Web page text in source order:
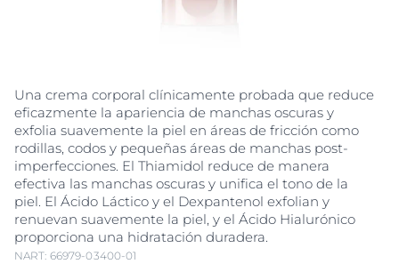
Una crema corporal clínicamente probada que reduce
eficazmente la apariencia de manchas oscuras y
exfolia suavemente la piel en áreas de fricción como
rodillas, codos y pequeñas áreas de manchas post-
imperfecciones. El Thiamidol reduce de manera
efectiva las manchas oscuras y unifica el tono de la
piel. El Ácido Láctico y el Dexpantenol exfolian y
renuevan suavemente la piel, y el Ácido Hialurónico
proporciona una hidratación duradera.
NART: 66979-03400-01